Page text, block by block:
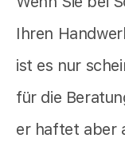
Ihren
ist es nur
für die
er haftet aber